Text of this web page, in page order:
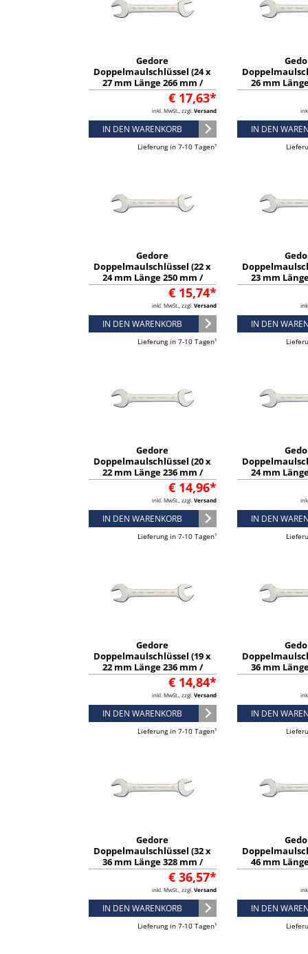
Gedore
Doppelmaulschlüssel (24 x
27 mm Länge 266 mm /
verchromt) - 6067580
€ 17,63*
inkl. MwSt., zzgl. Versand
IN DEN WARENKORB
Lieferung in 7-10 Tagen¹
26 mm
verchromt)
IN DEN
Gedore
Doppelmaulschlüssel (22 x
24 mm Länge 250 mm /
verchromt) - 6067150
€ 15,74*
inkl. MwSt., zzgl. Versand
IN DEN WARENKORB
Lieferung in 7-10 Tagen¹
23 mm
verchromt)
IN DEN
Gedore
Doppelmaulschlüssel (20 x
22 mm Länge 236 mm /
verchromt) - 6066850
€ 14,96*
inkl. MwSt., zzgl. Versand
IN DEN WARENKORB
Lieferung in 7-10 Tagen¹
24 mm
verchromt)
IN DEN
Gedore
Doppelmaulschlüssel (19 x
22 mm Länge 236 mm /
verchromt) - 6066770
€ 14,84*
inkl. MwSt., zzgl. Versand
IN DEN WARENKORB
Lieferung in 7-10 Tagen¹
36 mm
verchromt)
IN DEN
Gedore
Doppelmaulschlüssel (32 x
36 mm Länge 328 mm /
verchromt) - 6068390
€ 36,57*
inkl. MwSt., zzgl. Versand
IN DEN WARENKORB
Lieferung in 7-10 Tagen¹
46 mm
verchromt)
IN DEN